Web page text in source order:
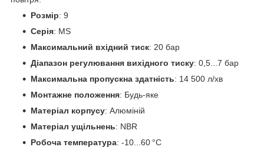
Розмір: 9
Серія: MS
Максимальний вхідний тиск: 20 бар
Діапазон регулювання вихідного тиску: 0,5...7 бар
Максимальна пропускна здатність: 14 500 л/хв
Монтажне положення: Будь-яке
Матеріал корпусу: Алюміній
Матеріал ущільнень: NBR
Робоча температура: -10...60 °C